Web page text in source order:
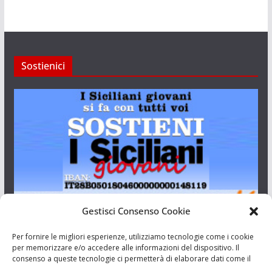
Gestisci Consenso Cookie
Per fornire le migliori esperienze, utilizziamo tecnologie come i cookie
per memorizzare e/o accedere alle informazioni del dispositivo. Il
consenso a queste tecnologie ci permetterà di elaborare dati come il
Sostienici
Aut. del tribunale di Catania n.23/2011 del 20/09/2011 Dir.